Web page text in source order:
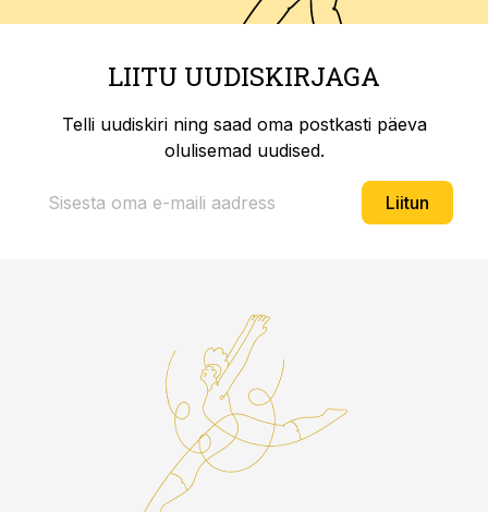
LIITU UUDISKIRJAGA
Telli uudiskiri ning saad oma postkasti päeva
olulisemad uudised.
Liitun